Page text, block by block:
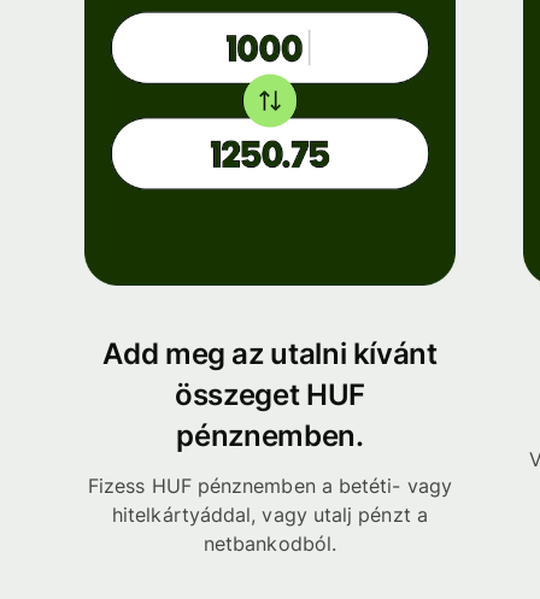
Add meg az utalni kívánt
összeget HUF
pénznemben.
Fizess HUF pénznemben a betéti- vagy
hitelkártyáddal, vagy utalj pénzt a
netbankodból.